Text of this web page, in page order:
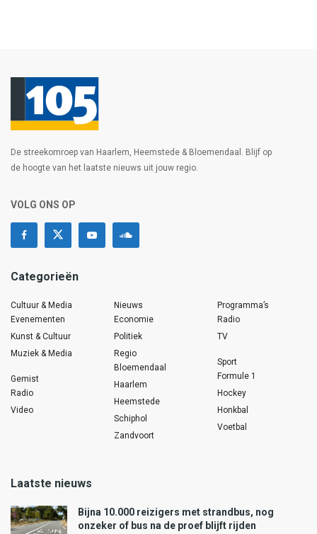
De streekomroep van Haarlem, Heemstede & Bloemendaal. Blijf op
de hoogte van het laatste nieuws uit jouw regio.
VOLG ONS OP
Categorieën
Cultuur & Media
Evenementen
Kunst & Cultuur
Muziek & Media
Gemist
Radio
Video
Nieuws
Economie
Politiek
Regio
Bloemendaal
Haarlem
Heemstede
Schiphol
Zandvoort
Programma’s
Radio
TV
Sport
Formule 1
Hockey
Honkbal
Voetbal
Laatste nieuws
Bijna 10.000 reizigers met strandbus, nog
onzeker of bus na de proef blijft rijden